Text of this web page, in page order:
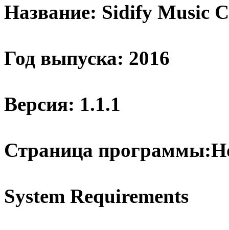
Название: Sidify Music
Год выпуска: 2016
Версия: 1.1.1
Страница
System Requirements